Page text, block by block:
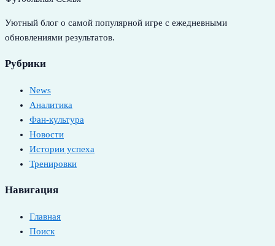
Уютный блог о самой популярной игре с ежедневными
обновлениями результатов.
Рубрики
News
Аналитика
Фан-культура
Новости
Истории успеха
Тренировки
Навигация
Главная
Поиск